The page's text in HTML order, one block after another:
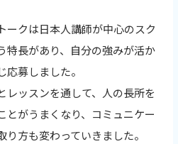
の日の調子ま
けています。
さんが、レッス
せてくれたり、
表現できてうれ
受けた時にとて
ークは日本人講師が中心のスク
特長があり、自分の強みが活か
応募しました。
レッスンを通して、人の長所を
とがうまくなり、コミュニケー
り方も変わっていきました。